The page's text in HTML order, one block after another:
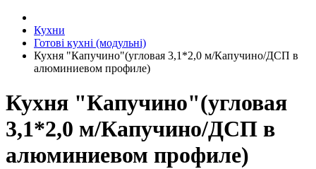
Кухни
Готові кухні (модульні)
Кухня "Капучино"(угловая 3,1*2,0 м/Капучино/ДСП в
алюминиевом профиле)
Кухня "Капучино"(угловая
3,1*2,0 м/Капучино/ДСП в
алюминиевом профиле)